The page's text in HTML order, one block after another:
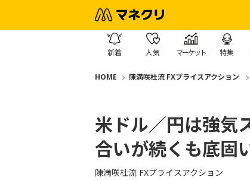
新着 人気 マーケット 特集
HOME 陳満咲杜流 FXプライスアクション
米ドル／円は強気
合いが続くも底固
陳満咲杜流 FXプライスアクション